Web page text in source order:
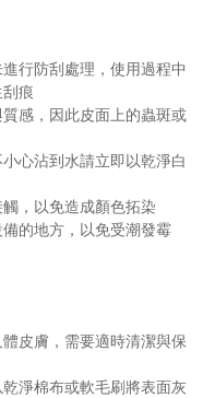
行防刮處理，使用過程中
痕
感，因此皮面上的蟲斑或
心沾到水請立即以乾淨白
，以免造成顏色拓染
的地方，以免受潮發霉
皮膚，需要適時清潔與保
淨棉布或軟毛刷將表面灰